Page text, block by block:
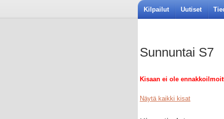
Kilpailut Uutiset
Sunnuntai S7
Kisaan ei ole
Näytä kaikki kisat